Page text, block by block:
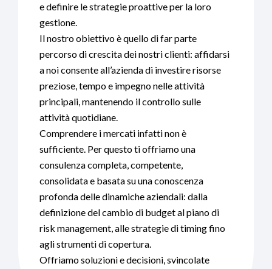
e definire le strategie proattive per la loro
gestione.
Il nostro obiettivo è quello di far parte
percorso di crescita dei nostri clienti: affidarsi
a noi consente all’azienda di investire risorse
preziose, tempo e impegno nelle attività
principali, mantenendo il controllo sulle
attività quotidiane.
Comprendere i mercati infatti non è
sufficiente. Per questo ti offriamo una
consulenza completa, competente,
consolidata e basata su una conoscenza
profonda delle dinamiche aziendali: dalla
definizione del cambio di budget al piano di
risk management, alle strategie di timing fino
agli strumenti di copertura.
Offriamo soluzioni e decisioni, svincolate